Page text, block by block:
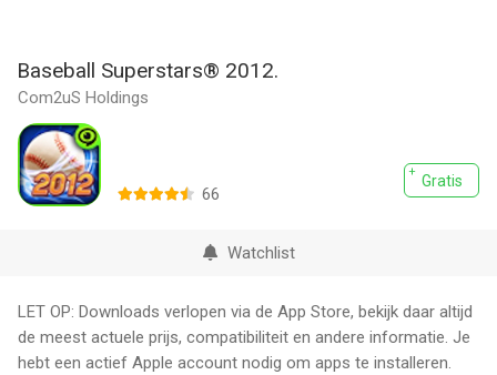
Baseball Superstars® 2012.
Com2uS Holdings
Gratis
66
Watchlist
LET OP: Downloads verlopen via de App Store, bekijk daar altijd
de meest actuele prijs, compatibiliteit en andere informatie. Je
hebt een actief Apple account nodig om apps te installeren.